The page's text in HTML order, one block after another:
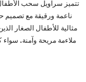
تتميز سراويل سحب
ناعمة ورقيقة مع تصميم
مثالية للأطفال الصغار
ملاءمة مريحة وآمنة.